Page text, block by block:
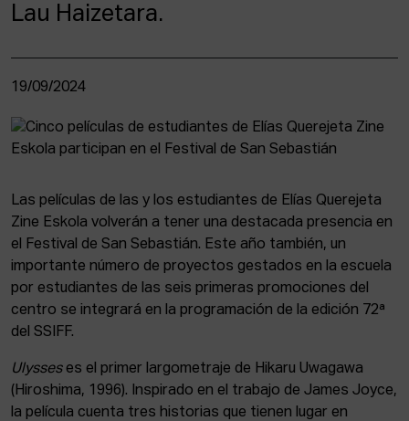
Lau Haizetara.
19/09/2024
Las películas de las y los estudiantes de Elías Querejeta
Zine Eskola volverán a tener una destacada presencia en
el Festival de San Sebastián. Este año también, un
importante número de proyectos gestados en la escuela
por estudiantes de las seis primeras promociones del
centro se integrará en la programación de la edición 72ª
del SSIFF.
Ulysseses el primer largometraje de Hikaru Uwagawa
(Hiroshima, 1996). Inspirado en el trabajo de James Joyce,
la película cuenta tres historias que tienen lugar en